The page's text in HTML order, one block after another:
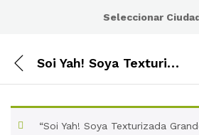
Seleccionar
Soi Yah! Soya Texturizada Grande 200g (tipo carve)
“Soi Yah! Soya Texturizada